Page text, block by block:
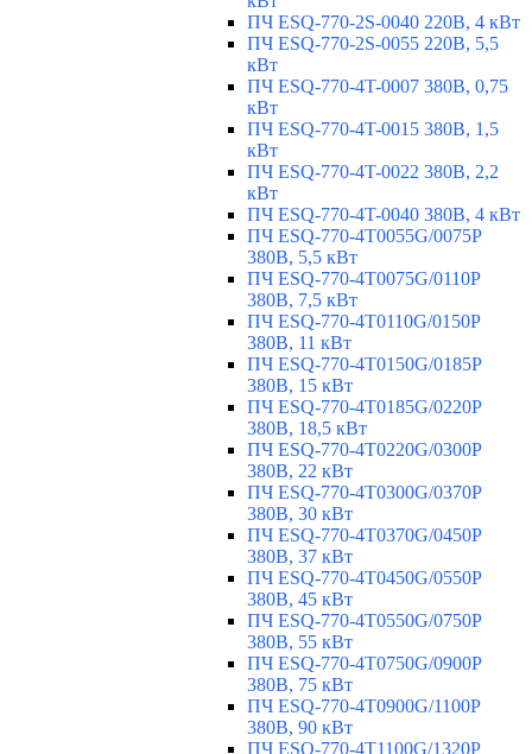
ПЧ ESQ-770-2S-0040 220В, 4 кВт
ПЧ ESQ-770-2S-0055 220В, 5,5
кВт
ПЧ ESQ-770-4T-0007 380В, 0,75
кВт
ПЧ ESQ-770-4T-0015 380В, 1,5
кВт
ПЧ ESQ-770-4T-0022 380В, 2,2
кВт
ПЧ ESQ-770-4T-0040 380В, 4 кВт
ПЧ ESQ-770-4T0055G/0075P
380В, 5,5 кВт
ПЧ ESQ-770-4T0075G/0110P
380В, 7,5 кВт
ПЧ ESQ-770-4T0110G/0150P
380В, 11 кВт
ПЧ ESQ-770-4T0150G/0185P
380В, 15 кВт
ПЧ ESQ-770-4T0185G/0220P
380В, 18,5 кВт
ПЧ ESQ-770-4T0220G/0300P
380В, 22 кВт
ПЧ ESQ-770-4T0300G/0370P
380В, 30 кВт
ПЧ ESQ-770-4T0370G/0450P
380В, 37 кВт
ПЧ ESQ-770-4T0450G/0550P
380В, 45 кВт
ПЧ ESQ-770-4T0550G/0750P
380В, 55 кВт
ПЧ ESQ-770-4T0750G/0900P
380В, 75 кВт
ПЧ ESQ-770-4T0900G/1100P
380В, 90 кВт
ПЧ ESQ-770-4T1100G/1320P